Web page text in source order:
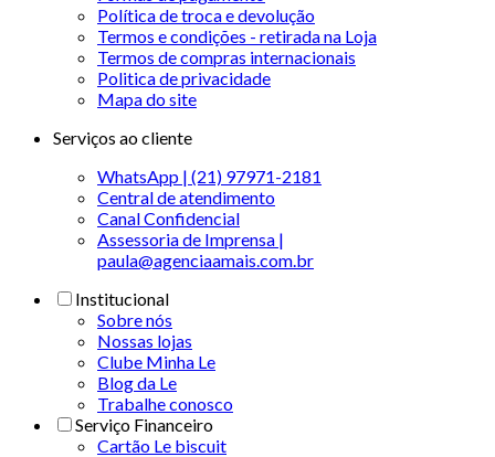
Política de troca e devolução
Termos e condições - retirada na Loja
Termos de compras internacionais
Politica de privacidade
Mapa do site
Serviços ao cliente
WhatsApp | (21) 97971-2181
Central de atendimento
Canal Confidencial
Assessoria de Imprensa |
paula@agenciaamais.com.br
Institucional
Sobre nós
Nossas lojas
Clube Minha Le
Blog da Le
Trabalhe conosco
Serviço Financeiro
Cartão Le biscuit